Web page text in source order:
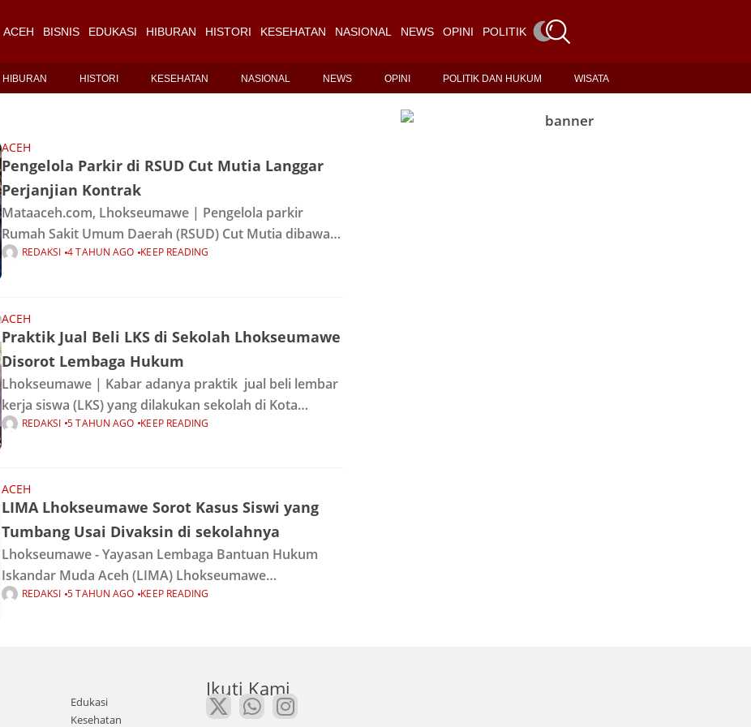
ACEH BISNIS EDUKASI HIBURAN HISTORI KESEHATAN NASIONAL NEWS OPINI POLITIK DAN HUKUM
HIBURAN HISTORI KESEHATAN NASIONAL NEWS OPINI POLITIK DAN HUKUM WISATA
ACEH
Pengelola Parkir di RSUD Cut Mutia Langgar
Perjanjian Kontrak
Mataaceh.com, Lhokseumawe | Pengelola parkir
Rumah Sakit Umum Daerah (RSUD) Cut Mutia dibawah
PT Triguna Jasa Indonesia dinilai telah melanggar
kesepakatan perjanjian kontrak dengan pihak rumah
REDAKSI 4 TAHUN AGO KEEP READING
ACEH
Praktik Jual Beli LKS di Sekolah Lhokseumawe
Disorot Lembaga Hukum
Lhokseumawe | Kabar adanya praktik jual beli lembar
kerja siswa (LKS) yang dilakukan sekolah di Kota
Lhokseumawe disoroti oleh Ketua Lembaga Bantuan
Hukum Iskandar Muda Aceh Kota Lhokseumawe, Rizal
REDAKSI 5 TAHUN AGO KEEP READING
ACEH
LIMA Lhokseumawe Sorot Kasus Siswi yang
Tumbang Usai Divaksin di sekolahnya
Lhokseumawe - Yayasan Lembaga Bantuan Hukum
Iskandar Muda Aceh (LIMA) Lhokseumawe
menyayangkan sikap oknum pihak sekolah di
REDAKSI 5 TAHUN AGO KEEP READING
Edukasi
Kesehatan
Ikuti Kami